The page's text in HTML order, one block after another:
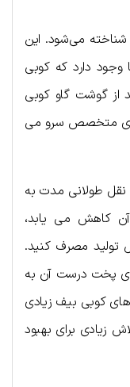
شناخته می‌شود. این
وجود دارد که کوبی
از گوشت گاو کوبی
متخصص سرو می
نقل طولانی مدت به
کاهش می یابد،
تولید مصرف کنید.
پخت درست آن به
کوبی بیف زیادی
زیادی برای بهبود